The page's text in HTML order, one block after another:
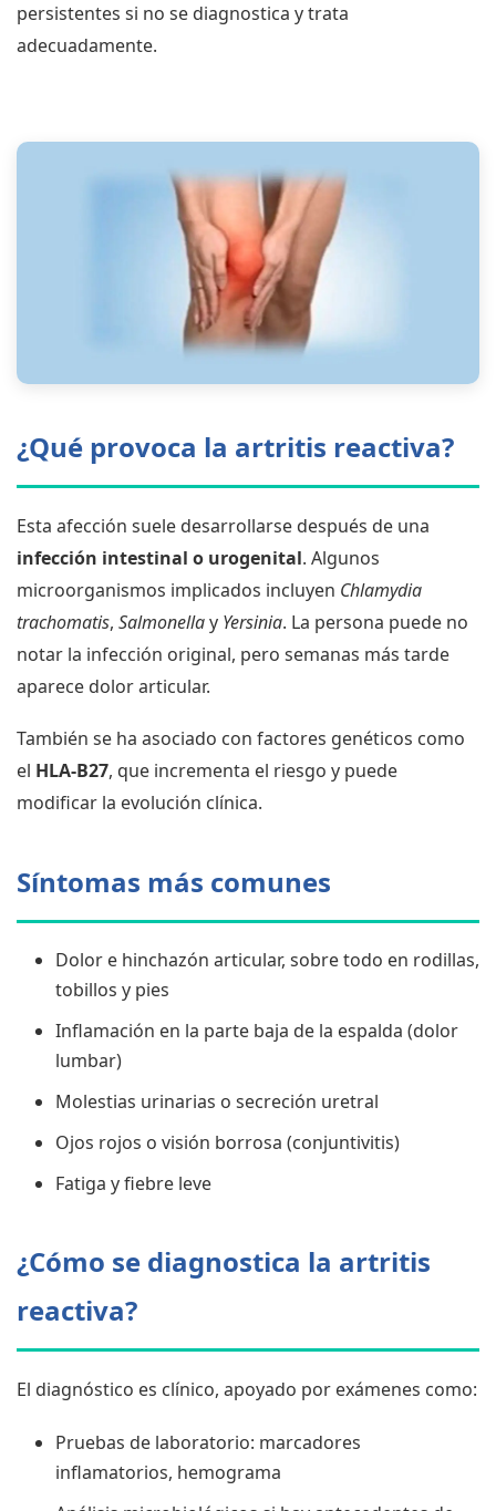
persistentes si no se diagnostica y trata
adecuadamente.
¿Qué provoca la artritis reactiva?
Esta afección suele desarrollarse después de una
infección intestinal o urogenital. Algunos
microorganismos implicados incluyen Chlamydia
trachomatis, Salmonellay Yersinia. La persona puede no
notar la infección original, pero semanas más tarde
aparece dolor articular.
También se ha asociado con factores genéticos como
el HLA-B27, que incrementa el riesgo y puede
modificar la evolución clínica.
Síntomas más comunes
Dolor e hinchazón articular, sobre todo en rodillas,
tobillos y pies
Inflamación en la parte baja de la espalda (dolor
lumbar)
Molestias urinarias o secreción uretral
Ojos rojos o visión borrosa (conjuntivitis)
Fatiga y fiebre leve
¿Cómo se diagnostica la artritis
reactiva?
El diagnóstico es clínico, apoyado por exámenes como:
Pruebas de laboratorio: marcadores
inflamatorios, hemograma